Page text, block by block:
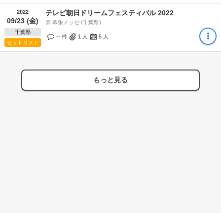
2022
09/23 (金)
千葉県
セットリスト
テレビ朝日ドリームフェスティバル 2022
@ 幕張メッセ (千葉県)
-- 件 1 人 5 人
もっと見る